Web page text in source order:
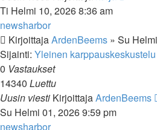
Ti Helmi 10, 2026 8:36 am
newsharbor
KirjoittajaArdenBeems » Su
Sijainti: Yleinen karppauskeskustelu
0 Vastaukset
14340 Luettu
Uusin viesti KirjoittajaArdenBeems
Su Helmi 01, 2026 9:59 pm
newsharbor